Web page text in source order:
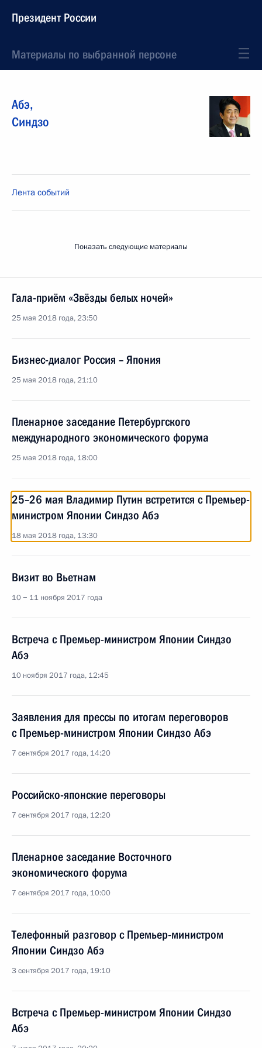
Президент России
Материалы по выбранной персоне
Абэ,
Синдзо
Лента событий
Показать следующие материалы
Гала-приём «Звёзды белых ночей»
25 мая 2018 года, 23:50
Бизнес-диалог Россия – Япония
25 мая 2018 года, 21:10
Пленарное заседание Петербургского
международного экономического форума
25 мая 2018 года, 18:00
25–26 мая Владимир Путин встретится с Премьер-
министром Японии Синдзо Абэ
18 мая 2018 года, 13:30
Визит во Вьетнам
10 − 11 ноября 2017 года
Встреча с Премьер-министром Японии Синдзо
Абэ
10 ноября 2017 года, 12:45
Заявления для прессы по итогам переговоров
с Премьер-министром Японии Синдзо Абэ
7 сентября 2017 года, 14:20
Российско-японские переговоры
7 сентября 2017 года, 12:20
Пленарное заседание Восточного
экономического форума
7 сентября 2017 года, 10:00
Телефонный разговор с Премьер-министром
Японии Синдзо Абэ
3 сентября 2017 года, 19:10
Встреча с Премьер-министром Японии Синдзо
Абэ